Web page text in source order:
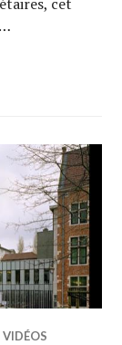
: Dewil
VIDÉOS